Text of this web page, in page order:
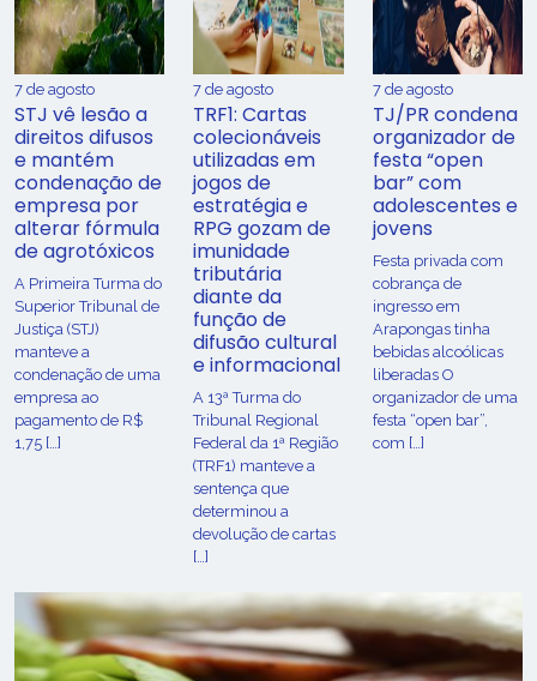
7 de agosto
STJ vê lesão a
direitos difusos
e mantém
condenação de
empresa por
alterar fórmula
de agrotóxicos
​A Primeira Turma do
Superior Tribunal de
Justiça (STJ)
manteve a
condenação de uma
empresa ao
pagamento de R$
1,75 […]
7 de agosto
TRF1: Cartas
colecionáveis
utilizadas em
jogos de
estratégia e
RPG gozam de
imunidade
tributária
diante da
função de
difusão cultural
e informacional
A 13ª Turma do
Tribunal Regional
Federal da 1ª Região
(TRF1) manteve a
sentença que
determinou a
devolução de cartas
[…]
7 de agosto
TJ/PR condena
organizador de
festa “open
bar” com
adolescentes e
jovens
Festa privada com
cobrança de
ingresso em
Arapongas tinha
bebidas alcoólicas
liberadas O
organizador de uma
festa “open bar”,
com […]